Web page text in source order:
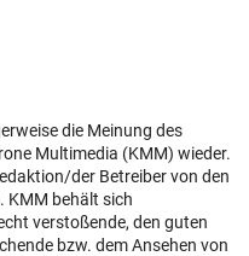
KMM behält sich
verstoßende, den guten
bzw. dem Ansehen von
diesbezüglichen
User geltend zu